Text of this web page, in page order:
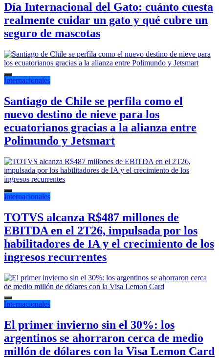
Día Internacional del Gato: cuánto cuesta
realmente cuidar un gato y qué cubre un
seguro de mascotas
Internacionales
Santiago de Chile se perfila como el
nuevo destino de nieve para los
ecuatorianos gracias a la alianza entre
Polimundo y Jetsmart
Internacionales
TOTVS alcanza R$487 millones de
EBITDA en el 2T26, impulsada por los
habilitadores de IA y el crecimiento de los
ingresos recurrentes
Internacionales
El primer invierno sin el 30%: los
argentinos se ahorraron cerca de medio
millón de dólares con la Visa Lemon Card